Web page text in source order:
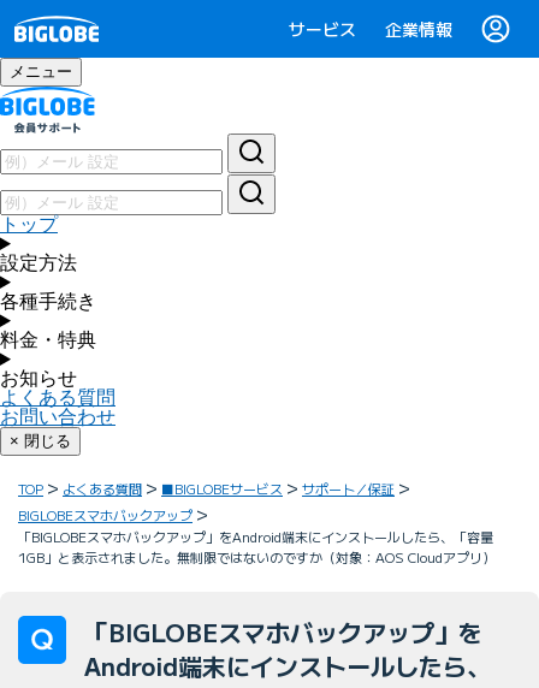
サービス 企業情報
メニュー
トップ
設定方法
各種手続き
料金・特典
お知らせ
よくある質問
お問い合わせ
× 閉じる
TOP よくある質問 ■BIGLOBEサービス
サポート／保証
BIGLOBEスマホバックアップ
「BIGLOBEスマホバックアップ」をAndroid端末にインストールしたら、「容量
1GB」と表示されました。無制限ではないのですか（対象：AOS Cloudアプリ）
「BIGLOBEスマホバックアップ」を
Android端末にインストールしたら、